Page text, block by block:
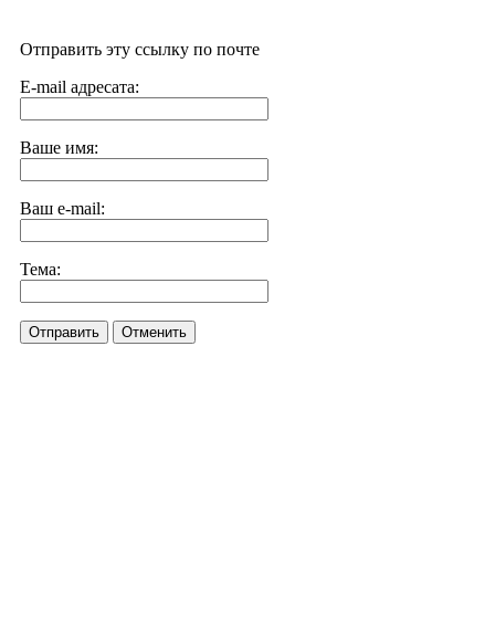
Отправить эту ссылку по почте
E-mail адресата:
Ваше имя:
Ваш e-mail:
Тема:
Отправить Отменить